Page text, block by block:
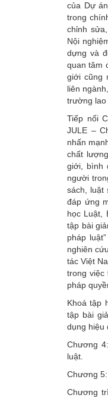
của Dự
trong
chỉnh
Nội
dựng và
quan tâm
giới cũng
liên
trường lao
Tiếp nối
JULE –
nhấn
chất
giới, bình
người
sách, luật
đáp ứng
học Luật,
tập bài
pháp
nghiên
tác Việt
trong việc
pháp
Khoá tập
tập bài
dụng hiệu
Chương
luật.
Chương
Chương